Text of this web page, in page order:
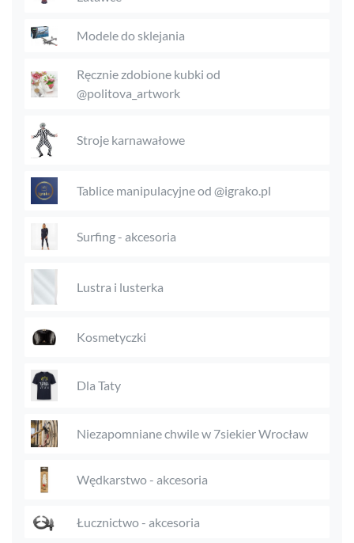
Modele do sklejania
Ręcznie zdobione kubki od
@politova_artwork
Stroje karnawałowe
Tablice manipulacyjne od @igrako.pl
Surfing - akcesoria
Lustra i lusterka
Kosmetyczki
Dla Taty
Niezapomniane chwile w 7siekier Wrocław
Wędkarstwo - akcesoria
Łucznictwo - akcesoria